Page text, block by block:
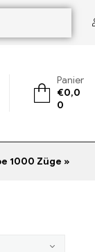
Panier
€0,0
0
1000 Züge »